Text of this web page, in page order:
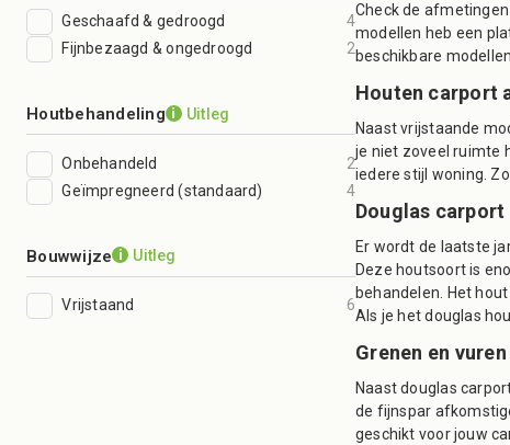
Geschaafd & gedroogd
4
Fijnbezaagd & ongedroogd
2
Houtbehandeling i Uitleg
Onbehandeld
2
Geïmpregneerd (standaard)
4
Bouwwijze i Uitleg
Vrijstaand 6
Check de
modellen heb een
beschikbare
Houten carport
Naast vrijstaande
je niet zoveel ruimte
iedere stijl woning.
Douglas carport
Er wordt de laatste
Deze houtsoort is
behandelen. Het
Als je het douglas
Grenen en
Naast douglas
de fijnspar
geschikt voor jouw